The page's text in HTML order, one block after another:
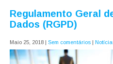
Regulamento Geral
Dados (RGPD)
Maio 25, 2018 | Sem comentários |